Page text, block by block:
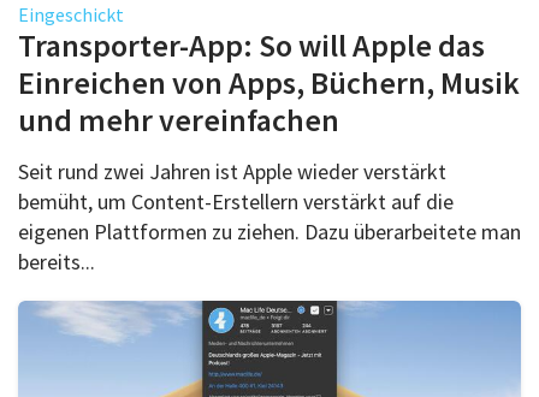
Eingeschickt
Transporter-App: So will Apple das
Einreichen von Apps, Büchern, Musik
und mehr vereinfachen
Seit rund zwei Jahren ist Apple wieder verstärkt
bemüht, um Content-Erstellern verstärkt auf die
eigenen Plattformen zu ziehen. Dazu überarbeitete man
bereits...